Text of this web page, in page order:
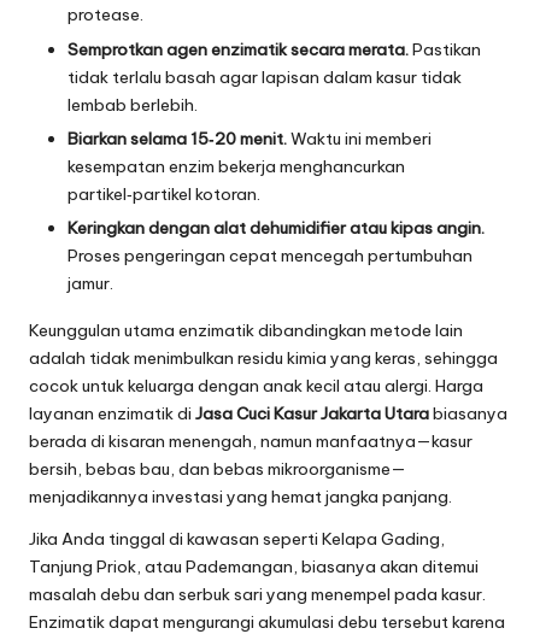
protease.
Semprotkan agen enzimatik secara merata.Pastikan
tidak terlalu basah agar lapisan dalam kasur tidak
lembab berlebih.
Biarkan selama 15‑20 menit.Waktu ini memberi
kesempatan enzim bekerja menghancurkan
partikel‑partikel kotoran.
Keringkan dengan alat dehumidifier atau kipas angin.
Proses pengeringan cepat mencegah pertumbuhan
jamur.
Keunggulan utama enzimatik dibandingkan metode lain
adalah tidak menimbulkan residu kimia yang keras, sehingga
cocok untuk keluarga dengan anak kecil atau alergi. Harga
layanan enzimatik di Jasa Cuci Kasur Jakarta Utarabiasanya
berada di kisaran menengah, namun manfaatnya—kasur
bersih, bebas bau, dan bebas mikroorganisme—
menjadikannya investasi yang hemat jangka panjang.
Jika Anda tinggal di kawasan seperti Kelapa Gading,
Tanjung Priok, atau Pademangan, biasanya akan ditemui
masalah debu dan serbuk sari yang menempel pada kasur.
Enzimatik dapat mengurangi akumulasi debu tersebut karena